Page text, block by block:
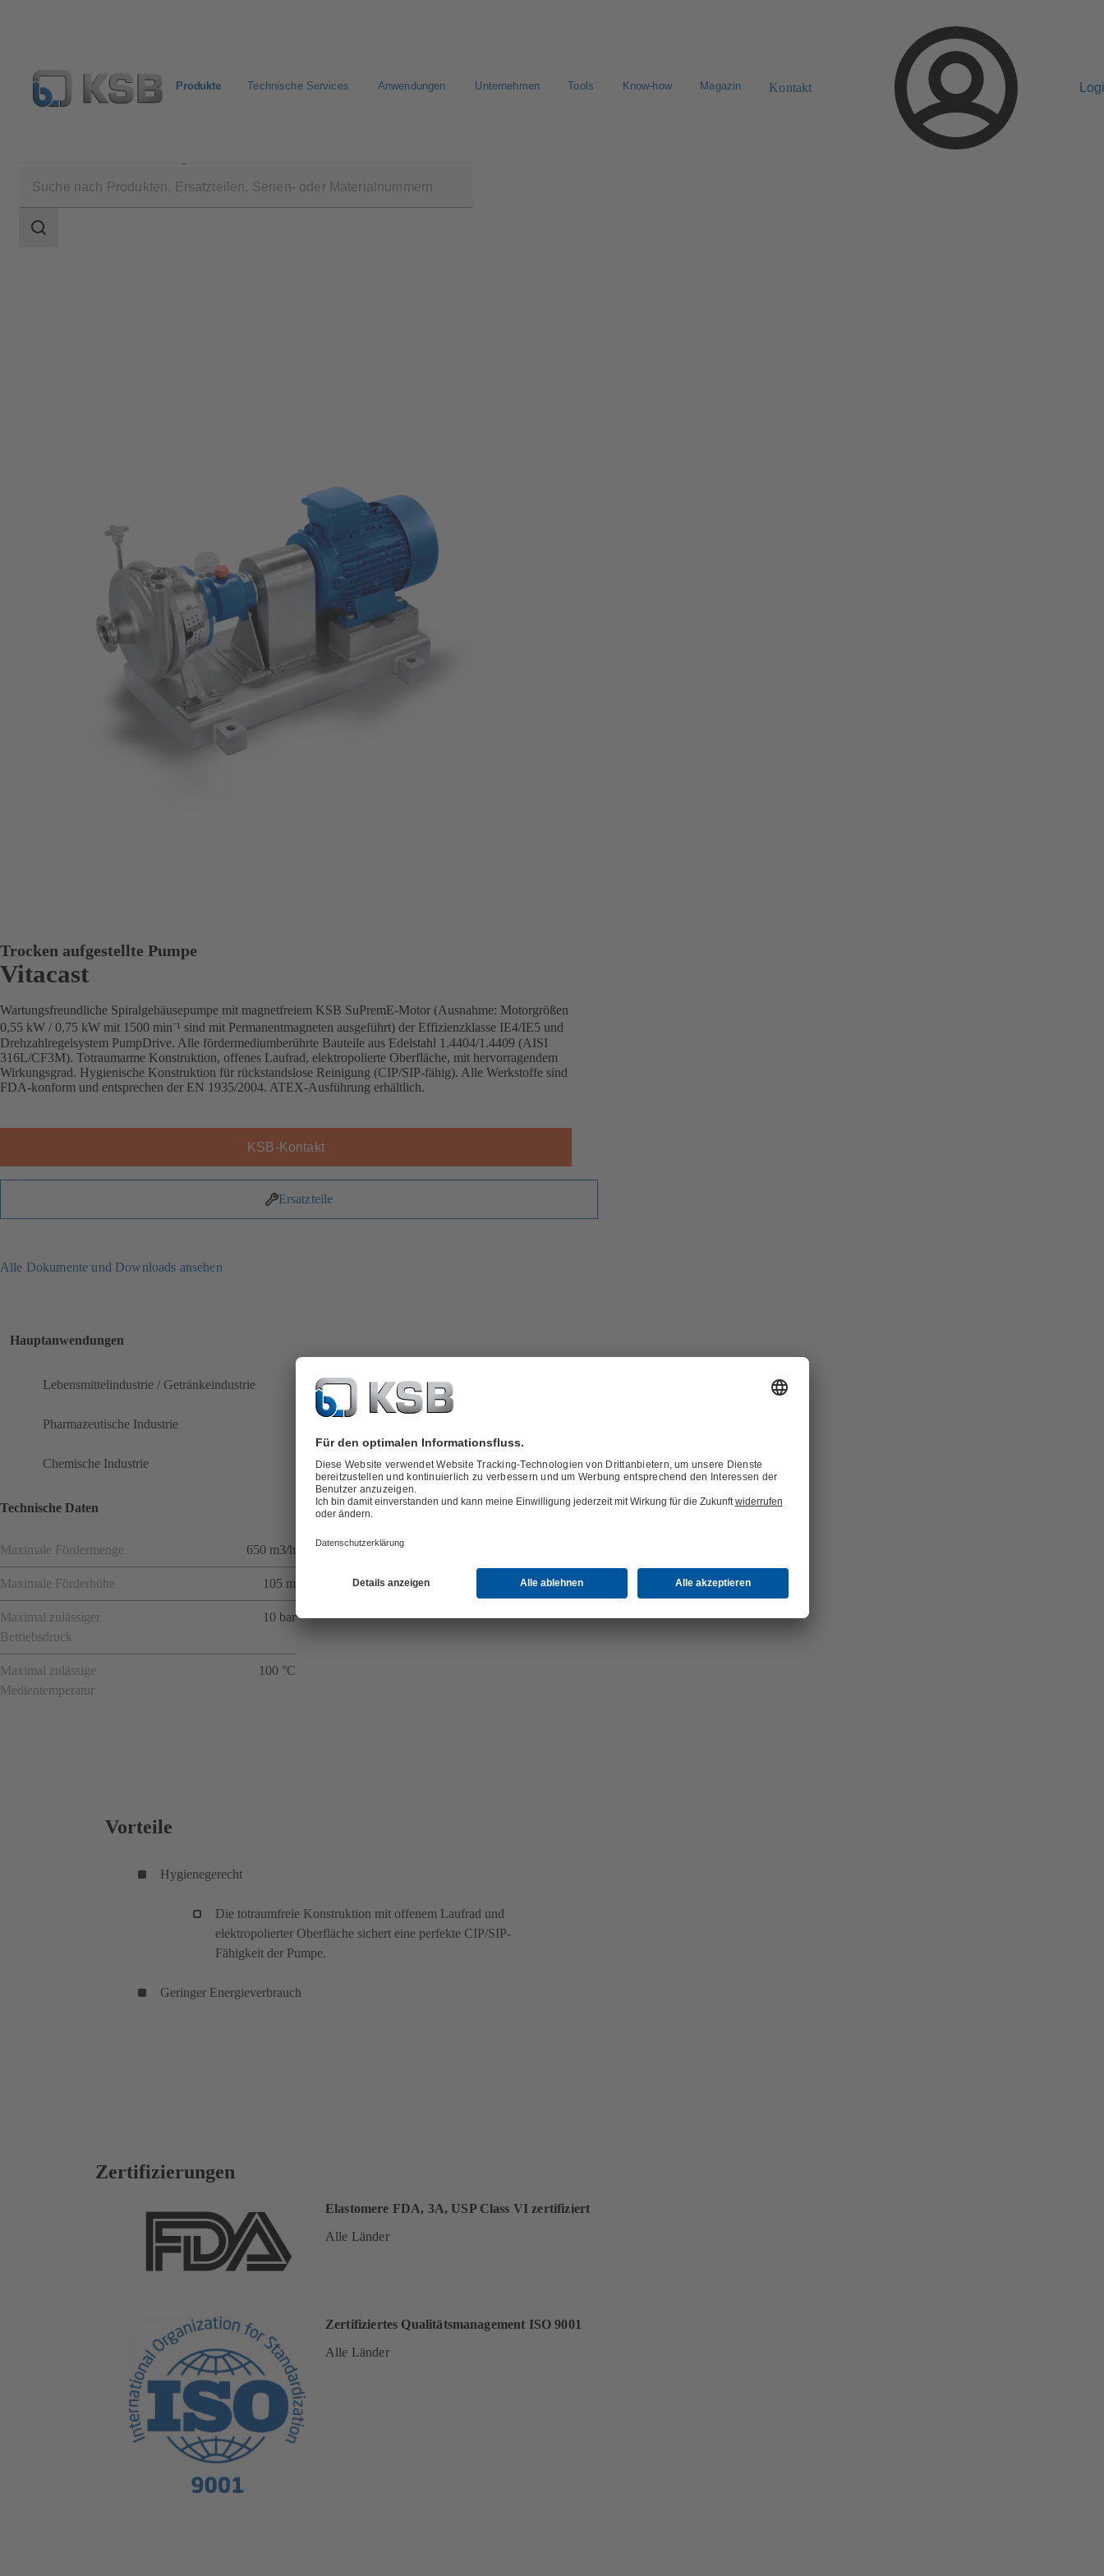
Produkte Technische Services Anwendungen Unternehmen Tools Know-how Magazin Kontakt
Suchbereich
Trocken aufgestellte Pumpe
Vitacast
Wartungsfreundliche Spiralgehäusepumpe mit magnetfreiem KSB SuPremE-Motor (Ausnahme: Motorgrößen
0,55 kW / 0,75 kW mit 1500 min⁻¹ sind mit Permanentmagneten ausgeführt) der Effizienzklasse IE4/IE5 und
Drehzahlregelsystem PumpDrive. Alle fördermediumberührte Bauteile aus Edelstahl 1.4404/1.4409 (AISI
316L/CF3M). Totraumarme Konstruktion, offenes Laufrad, elektropolierte Oberfläche, mit hervorragendem
Wirkungsgrad. Hygienische Konstruktion für rückstandslose Reinigung (CIP/SIP-fähig). Alle Werkstoffe sind
FDA-konform und entsprechen der EN 1935/2004. ATEX-Ausführung erhältlich.
KSB-Kontakt
Ersatzteile
Alle Dokumente und Downloads ansehen
Hauptanwendungen
Lebensmittelindustrie / Getränkeindustrie
Pharmazeutische Industrie
Chemische Industrie
Technische Daten
Maximale Fördermenge 650 m3/h
Maximale Förderhöhe 105 m
Maximal zulässiger
Betriebsdruck
10 bar
Maximal zulässige
Medientemperatur
100 °C
Vorteile
Hygienegerecht
Die totraumfreie Konstruktion mit offenem Laufrad und
elektropolierter Oberfläche sichert eine perfekte CIP/SIP-
Fähigkeit der Pumpe.
Geringer Energieverbrauch
Zertifizierungen
Elastomere FDA, 3A, USP Class VI zertifiziert
Alle Länder
Zertifiziertes Qualitätsmanagement ISO 9001
Alle Länder